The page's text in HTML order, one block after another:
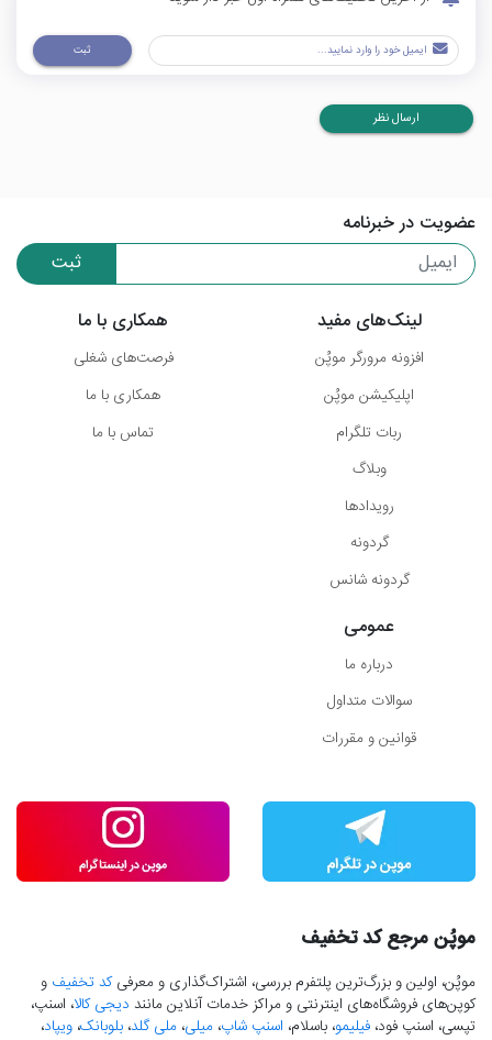
ثبت
ارسال نظر
عضویت در خبرنامه
ثبت
لینک‌های مفید
افزونه مرورگر موپُن
اپلیکیشن موپُن
ربات تلگرام
وبلاگ
رویدادها
گردونه
گردونه شانس
همکاری با ما
فرصت‌های شغلی
همکاری با ما
تماس با ما
عمومی
درباره ما
سوالات متداول
قوانین و مقررات
موپُن مرجع کد تخفیف
موپُن، اولین و بزرگ‌ترین پلتفرم بررسی، اشتراک‌گذاری و معرفیکد تخفیف و
کوپن‌های فروشگاه‌های اینترنتی و مراکز خدمات آنلاین مانند دیجی کالا، اسنپ،
تپسی، اسنپ فود، فیلیمو، باسلام، اسنپ شاپ، میلی، ملی گلد، بلوبانک، ویپاد،